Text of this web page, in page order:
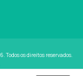
Todos os direitos reservados.